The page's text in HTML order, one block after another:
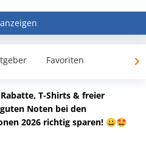
Favoriten
T-Shirts & freier
Noten bei den
2026 richtig sparen! 😀🤩